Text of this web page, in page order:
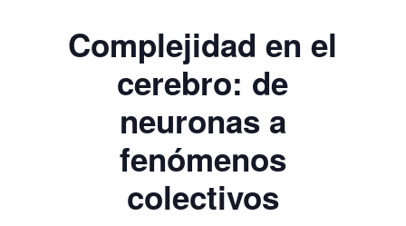
Complejidad en el
cerebro: de
neuronas a
fenómenos
colectivos